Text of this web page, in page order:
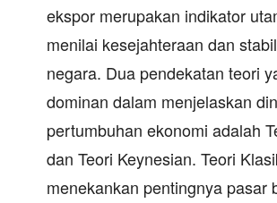
ekspor merupakan indikator
menilai kesejahteraan dan
negara. Dua pendekatan teori
dominan dalam menjelaskan
pertumbuhan ekonomi adalah
dan Teori Keynesian. Teori
menekankan pentingnya pasar